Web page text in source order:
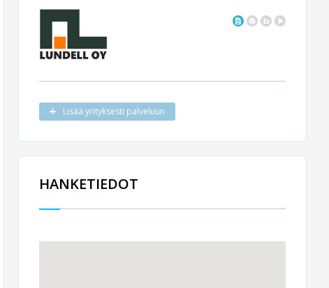
Lisää yrityksesti palveluun
HANKETIEDOT